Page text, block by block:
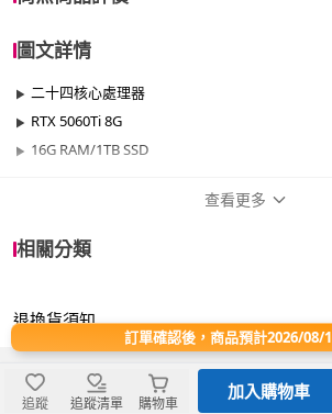
圖文詳情
二十四核心處理器
RTX 5060Ti 8G
16G RAM/1TB SSD
效能 501W~700W
晶片 RTX50系列
查看更多
相關分類
退換貨須知
訂單確認後，商品預計2026/08/
追蹤 追蹤清單 購物車
加入購物車